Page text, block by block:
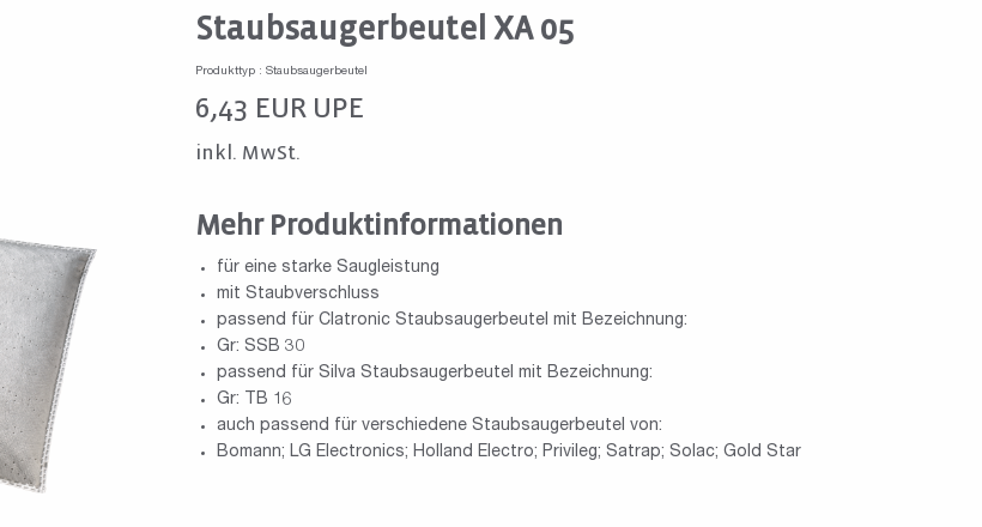
Staubsaugerbeutel XA 05
Produkttyp : Staubsaugerbeutel
6,43 EUR UPE
inkl. MwSt.
Mehr Produktinformationen
für eine starke Saugleistung
mit Staubverschluss
passend für Clatronic Staubsaugerbeutel mit Bezeichnung:
Gr: SSB 30
passend für Silva Staubsaugerbeutel mit Bezeichnung:
Gr: TB 16
auch passend für verschiedene Staubsaugerbeutel von:
Bomann; LG Electronics; Holland Electro; Privileg; Satrap; Solac; Gold Star